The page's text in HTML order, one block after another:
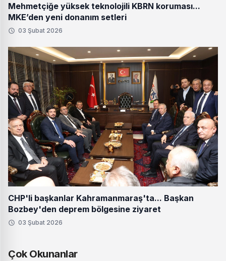
Mehmetçiğe yüksek teknolojili KBRN koruması...
MKE’den yeni donanım setleri
03 Şubat 2026
CHP'li başkanlar Kahramanmaraş'ta... Başkan
Bozbey'den deprem bölgesine ziyaret
03 Şubat 2026
Çok Okunanlar